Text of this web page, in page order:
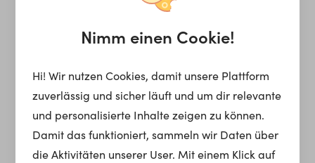
Nimm einen Cookie!
Hi! Wir nutzen Cookies, damit unsere Plattform
zuverlässig und sicher läuft und um dir relevante
und personalisierte Inhalte zeigen zu können.
Damit das funktioniert, sammeln wir Daten über
die Aktivitäten unserer User. Mit einem Klick auf